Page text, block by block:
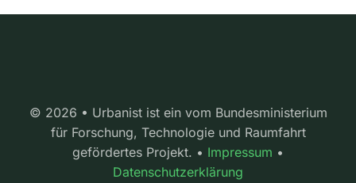
© 2026 • Urbanist ist ein vom Bundesministerium
für Forschung, Technologie und Raumfahrt
gefördertes Projekt. • Impressum •
Datenschutzerklärung